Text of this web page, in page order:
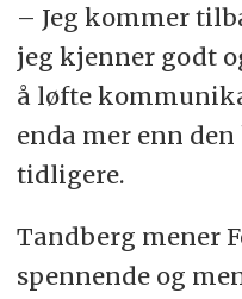
– Jeg kommer
jeg kjenner godt
å løfte
enda mer enn
tidligere.
Tandberg mener
spennende og